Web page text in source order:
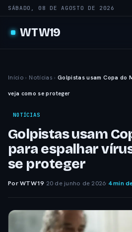
SÁBADO, 08 DE AGOSTO DE 2026
WTW19
Início › Notícias › Golpistas usam Copa do
veja como se proteger
NOTÍCIAS
Golpistas usam
para espalhar
se proteger
Por WTW19· 20 de junho de 2026· 4 min